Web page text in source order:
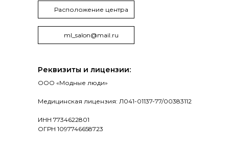
Реквизиты и лицензии:
ООО «Модные люди»
Медицинская лицензия: Л041-01137-77/00383112
ИНН 7734622801
ОГРН 1097746658723
Расположение центра
ml_salon@mail.ru